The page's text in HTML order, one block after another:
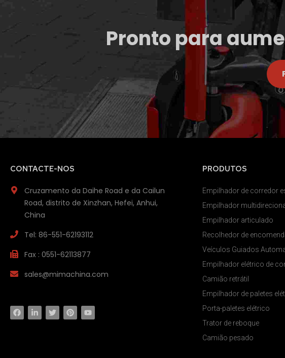
Pronto para
CONTACTE-NOS
Cruzamento da Daihe Road e da Cailun
Road, distrito de Xinzhan, Hefei, Anhui,
China
Tel: 86-551-62193112
Fax : 0551-62113877
sales@mimachina.com
PRODUTOS
Empilhador de corredor
Empilhador
Empilhador articulado
Recolhedor de
Veículos Guiados
Empilhador elétrico de
Camião retrátil
Empilhador de paletes
Porta-paletes elétrico
Trator de reboque
Camião pesado